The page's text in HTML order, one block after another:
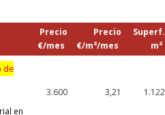
Precio
€/mes
Precio
€/m²/mes
Superf.
m²
de
en
3.600 3,21 1.122